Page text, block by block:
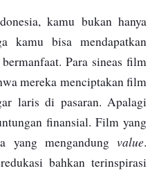
kamu bukan hanya
kamu bisa mendapatkan
Para sineas film
mereka menciptakan film
laris di pasaran. Apalagi
finansial. Film yang
yang mengandung value.
bahkan terinspirasi